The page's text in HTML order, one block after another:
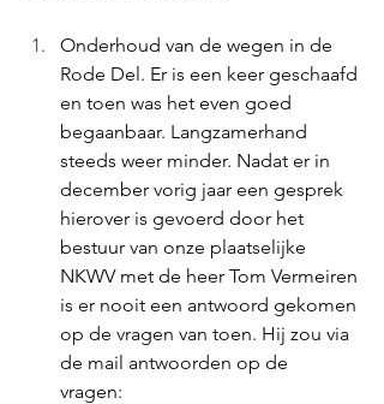
Onderhoud van de wegen in de
Rode Del. Er is een keer geschaafd
en toen was het even goed
begaanbaar. Langzamerhand
steeds weer minder. Nadat er in
december vorig jaar een gesprek
hierover is gevoerd door het
bestuur van onze plaatselijke
NKWV met de heer Tom Vermeiren
is er nooit een antwoord gekomen
op de vragen van toen. Hij zou via
de mail antwoorden op de
vragen: